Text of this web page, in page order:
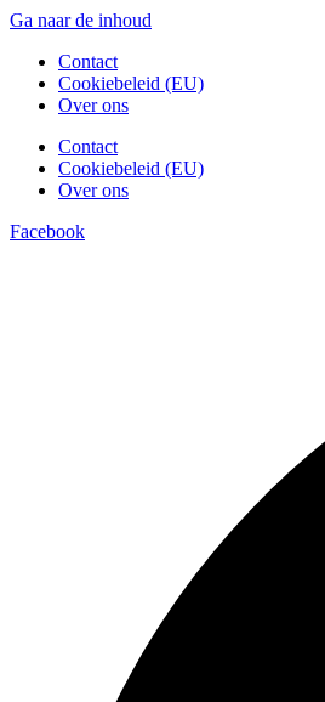
Ga naar de inhoud
Contact
Cookiebeleid (EU)
Over ons
Contact
Cookiebeleid (EU)
Over ons
Facebook